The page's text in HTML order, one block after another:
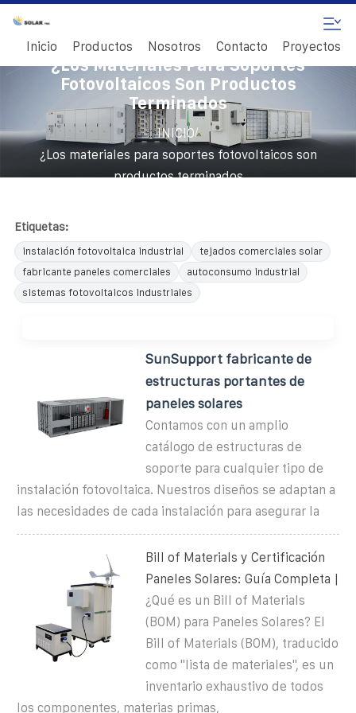
Inicio Productos Nosotros Contacto Proyectos
¿Los Materiales Para Soportes
Fotovoltaicos Son Productos
Terminados
INICIO/
¿Los materiales para soportes fotovoltaicos son
productos terminados
Etiquetas:
instalación fotovoltaica industrial
tejados comerciales solar
fabricante paneles comerciales
autoconsumo industrial
sistemas fotovoltaicos industriales
SunSupport fabricante de
estructuras portantes de
paneles solares
Contamos con un amplio
catálogo de estructuras de
soporte para cualquier tipo de
instalación fotovoltaica. Nuestros diseños se adaptan a
las necesidades de cada instalación para asegurar la
Bill of Materials y Certificación
Paneles Solares: Guía Completa |
¿Qué es un Bill of Materials
(BOM) para Paneles Solares? El
Bill of Materials (BOM), traducido
como "lista de materiales", es un
inventario exhaustivo de todos
los componentes, materias primas,